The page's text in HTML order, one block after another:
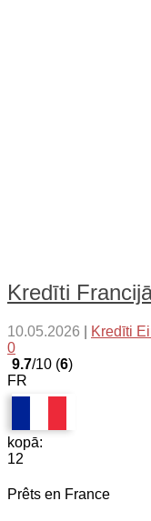
Kredīti
10.05.2026 Kredīti
0
9.7/10 (6)
FR
kopā:
12
Prêts en France